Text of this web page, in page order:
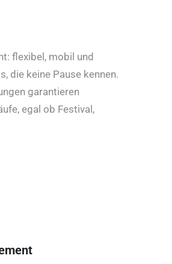
flexibel, mobil und
die keine Pause kennen.
garantieren
egal ob Festival,